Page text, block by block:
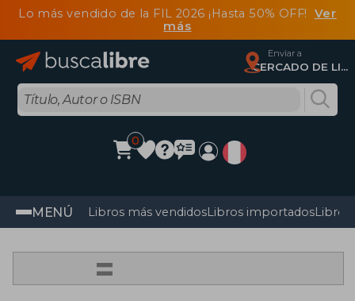
Lo más vendido de la FIL 2026 ¡Hasta 50% OFF! Ver
más
Enviar a
CERCADO DE LIMA, Lima
0
MENÚ Libros más vendidosLibros importadosLibros
=